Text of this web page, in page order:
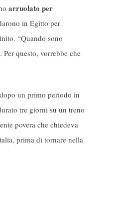
arruolato per
in Egitto per
“Quando sono
questo, vorrebbe che
un primo periodo in
tre giorni su un treno
povera che chiedeva
prima di tornare nella